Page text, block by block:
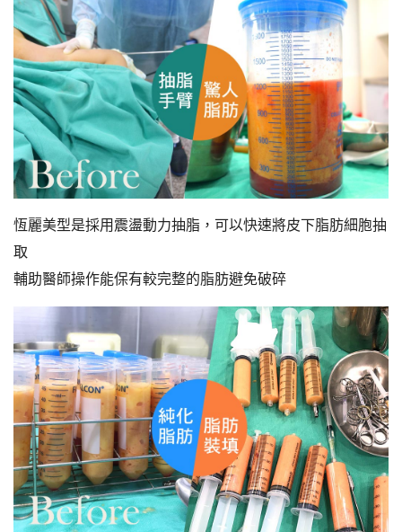
恆麗美型是採用震盪動力抽脂，可以快速將皮下脂肪細胞抽
取
輔助醫師操作能保有較完整的脂肪避免破碎